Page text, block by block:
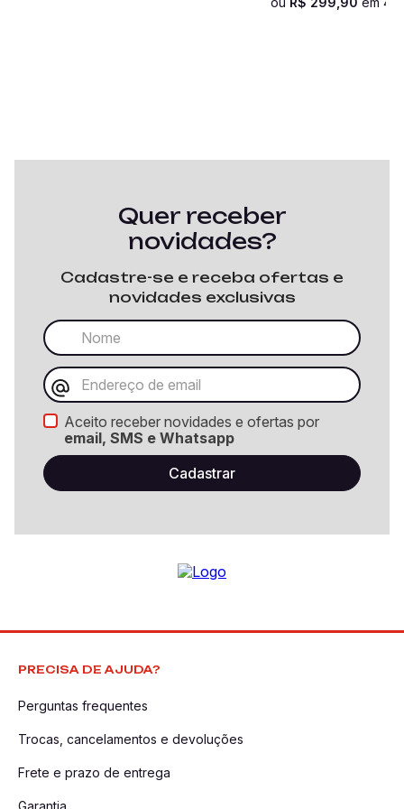
Quer receber
novidades?
Cadastre-se e receba ofertas e
novidades exclusivas
Aceito receber novidades e ofertas por
email, SMS e Whatsapp
PRECISA DE AJUDA?
Perguntas frequentes
Trocas, cancelamentos e devoluções
Frete e prazo de entrega
Garantia